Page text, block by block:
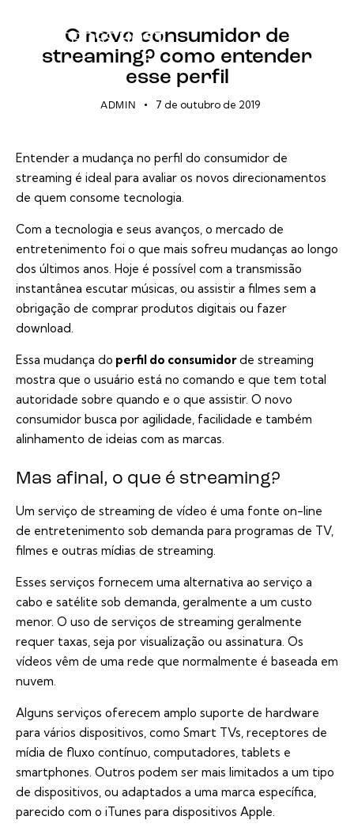
O novo consumidor de
streaming? como entender
esse perfil
ADMIN 7 de outubro de 2019
Entender a mudança no perfil do consumidor de
streaming é ideal para avaliar os novos direcionamentos
de quem consome tecnologia.
Com a tecnologia e seus avanços, o mercado de
entretenimento foi o que mais sofreu mudanças ao longo
dos últimos anos. Hoje é possível com a transmissão
instantânea escutar músicas, ou assistir a filmes sem a
obrigação de comprar produtos digitais ou fazer
download.
Essa mudança do perfil do consumidorde streaming
mostra que o usuário está no comando e que tem total
autoridade sobre quando e o que assistir. O novo
consumidor busca por agilidade, facilidade e também
alinhamento de ideias com as marcas.
Mas afinal, o que é streaming?
Um serviço de streaming de vídeo é uma fonte on-line
de entretenimento sob demanda para programas de TV,
filmes e outras mídias de streaming.
Esses serviços fornecem uma alternativa ao serviço a
cabo e satélite sob demanda, geralmente a um custo
menor. O uso de serviços de streaming geralmente
requer taxas, seja por visualização ou assinatura. Os
vídeos vêm de uma rede que normalmente é baseada em
nuvem.
Alguns serviços oferecem amplo suporte de hardware
para vários dispositivos, como Smart TVs, receptores de
mídia de fluxo contínuo, computadores, tablets e
smartphones. Outros podem ser mais limitados a um tipo
de dispositivos, ou adaptados a uma marca específica,
parecido com o iTunes para dispositivos Apple.